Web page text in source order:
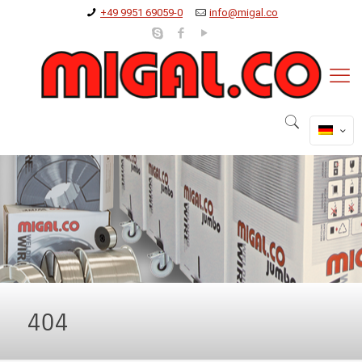
+49 9951 69059-0 info@migal.co
404